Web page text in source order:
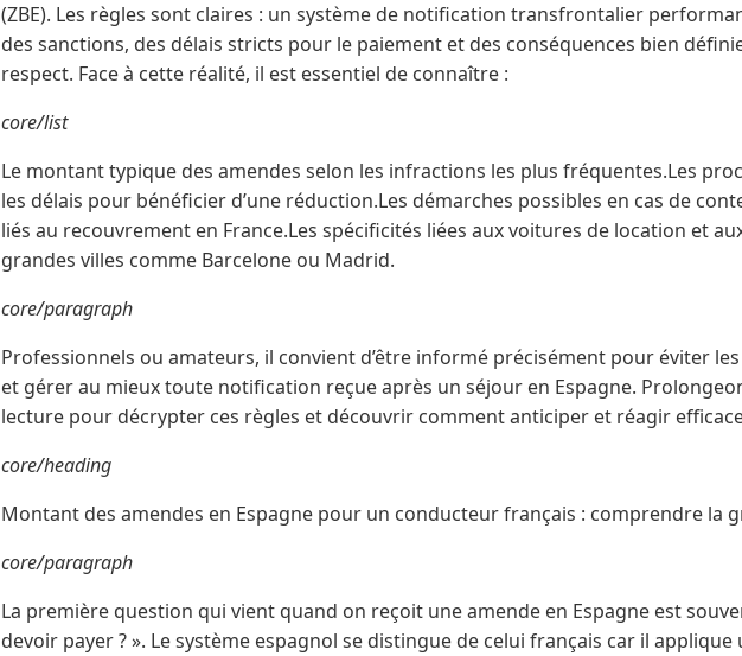
(ZBE). Les règles sont claires : un système de notification transfrontalier
des sanctions, des délais stricts pour le paiement et des conséquences bien
respect. Face à cette réalité, il est essentiel de connaître :
core/list
Le montant typique des amendes selon les infractions les plus fréquentes.Les
les délais pour bénéficier d’une réduction.Les démarches possibles en cas de
liés au recouvrement en France.Les spécificités liées aux voitures de location et
grandes villes comme Barcelone ou Madrid.
core/paragraph
Professionnels ou amateurs, il convient d’être informé précisément pour éviter
et gérer au mieux toute notification reçue après un séjour en Espagne.
lecture pour décrypter ces règles et découvrir comment anticiper et réagir
core/heading
Montant des amendes en Espagne pour un conducteur français : comprendre la
core/paragraph
La première question qui vient quand on reçoit une amende en Espagne est
devoir payer ? ». Le système espagnol se distingue de celui français car il